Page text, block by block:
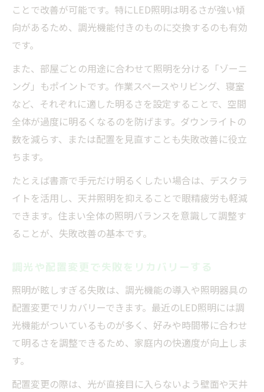
ことで改善が可能です。特にLED照明は明るさが強い傾
向があるため、調光機能付きのものに交換するのも有効
です。
また、部屋ごとの用途に合わせて照明を分ける「ゾーニ
ング」もポイントです。作業スペースやリビング、寝室
など、それぞれに適した明るさを設定することで、空間
全体が過度に明るくなるのを防げます。ダウンライトの
数を減らす、または配置を見直すことも失敗改善に役立
ちます。
たとえば書斎で手元だけ明るくしたい場合は、デスクラ
イトを活用し、天井照明を抑えることで眼精疲労も軽減
できます。住まい全体の照明バランスを意識して調整す
ることが、失敗改善の基本です。
調光や配置変更で失敗をリカバリーする
照明が眩しすぎる失敗は、調光機能の導入や照明器具の
配置変更でリカバリーできます。最近のLED照明には調
光機能がついているものが多く、好みや時間帯に合わせ
て明るさを調整できるため、家庭内の快適度が向上しま
す。
配置変更の際は、光が直接目に入らないよう壁面や天井